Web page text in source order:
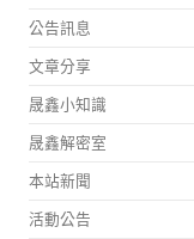
公告訊息
文章分享
晟鑫小知識
晟鑫解密室
本站新聞
活動公告